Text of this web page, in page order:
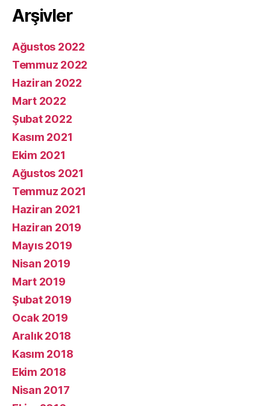
Arşivler
Ağustos 2022
Temmuz 2022
Haziran 2022
Mart 2022
Şubat 2022
Kasım 2021
Ekim 2021
Ağustos 2021
Temmuz 2021
Haziran 2021
Haziran 2019
Mayıs 2019
Nisan 2019
Mart 2019
Şubat 2019
Ocak 2019
Aralık 2018
Kasım 2018
Ekim 2018
Nisan 2017